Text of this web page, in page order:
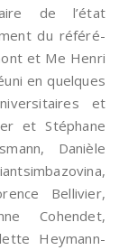
de l’état
du référé-
et Me Henri
en quelques
et
et Stéphane
Danièle
Bellivier,
Cohendet,
Heymann-